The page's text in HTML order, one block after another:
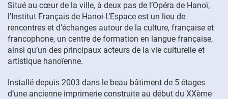
MON PANIER CONNEXION
FR
VI
Situé au cœur de la ville, à deux pas de l’Opéra de Hanoï,
l’Institut Français de Hanoi-L’Espace est un lieu de
rencontres et d’échanges autour de la culture, française et
francophone, un centre de formation en langue française,
ainsi qu’un des principaux acteurs de la vie culturelle et
artistique hanoïenne.
Installé depuis 2003 dans le beau bâtiment de 5 étages
d’une ancienne imprimerie construite au début du XXème